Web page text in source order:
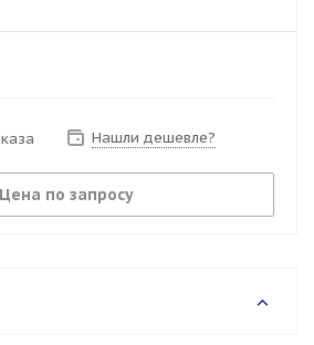
Нашли дешевле?
Цена по запросу